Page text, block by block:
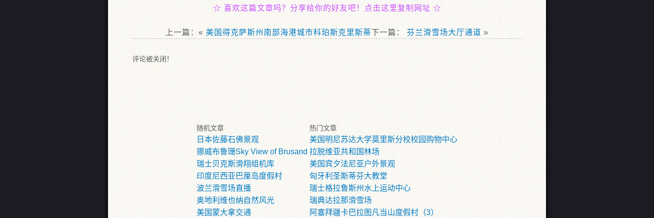
☆ 喜欢这篇文章吗？分享给你的好友吧！点击这里复制网址 ☆
上一篇：« 美国得克萨斯州南部海港城市科珀斯克里斯蒂下一篇： 芬兰滑雪场大厅通道 »
评论被关闭！
随机文章
日本佐藤石佛景观
挪威布鲁珊Sky View of Brusand
瑞士贝克斯滑翔组机库
印度尼西亚巴厘岛度假村
波兰滑雪场直播
奥地利维也纳自然风光
美国蒙大拿交通
热门文章
美国明尼苏达大学莫里斯分校校园购物中心
拉脱维亚共和国林场
美国宾夕法尼亚户外景观
匈牙利圣斯蒂芬大教堂
瑞士格拉鲁斯州水上运动中心
瑞典达拉那滑雪场
阿塞拜疆卡巴拉图凡当山度假村（3）